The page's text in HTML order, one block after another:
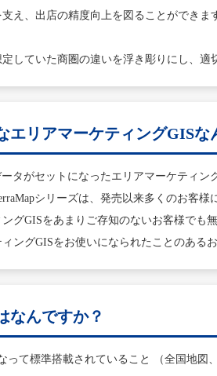
え、出店の精度向上を図ることができま
していた商圏の違いを浮き彫りにし、適
エリアマーケティングGISな
タがセットになったエリアマーケティ
シリーズは、発売以来多くのお客
グGISをあまりご存知のないお客様で
ングGISをお使いになられたことのある
なんですか？
って標準搭載されていること （全国地